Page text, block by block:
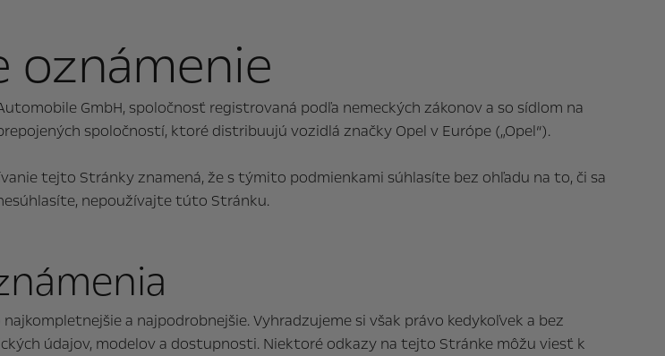
oznámenie
GmbH, spoločnosť registrovaná podľa nemeckých zákonov a so sídlom na
spoločností, ktoré distribuujú vozidlá značky Opel v Európe („Opel“).
tejto Stránky znamená, že s týmito podmienkami súhlasíte bez ohľadu na to, či sa
nepoužívajte túto Stránku.
a najpodrobnejšie. Vyhradzujeme si však právo kedykoľvek a bez
údajov, modelov a dostupnosti. Niektoré odkazy na tejto Stránke môžu viesť k